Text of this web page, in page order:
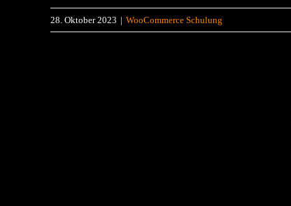
28. Oktober 2023 | WooCommerce Schulung